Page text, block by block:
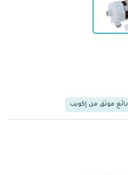
بائع موثق من إكويب